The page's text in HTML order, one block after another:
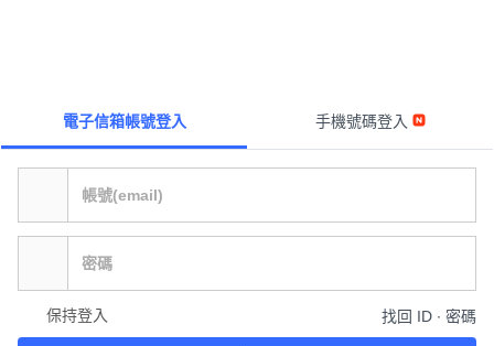
電子信箱帳號登入 手機號碼登入
保持登入 找回 ID ∙ 密碼